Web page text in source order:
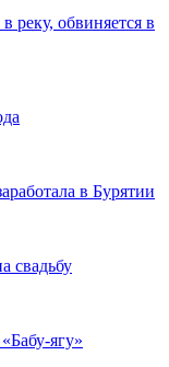
реку, обвиняется в
в Бурятии
свадьбу
ягу»